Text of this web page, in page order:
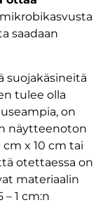
saadaan
suojakäsineitä
tulee olla
on
näytteenoton
cm x 10 cm tai
otettaessa on
materiaalin
1 cm:n